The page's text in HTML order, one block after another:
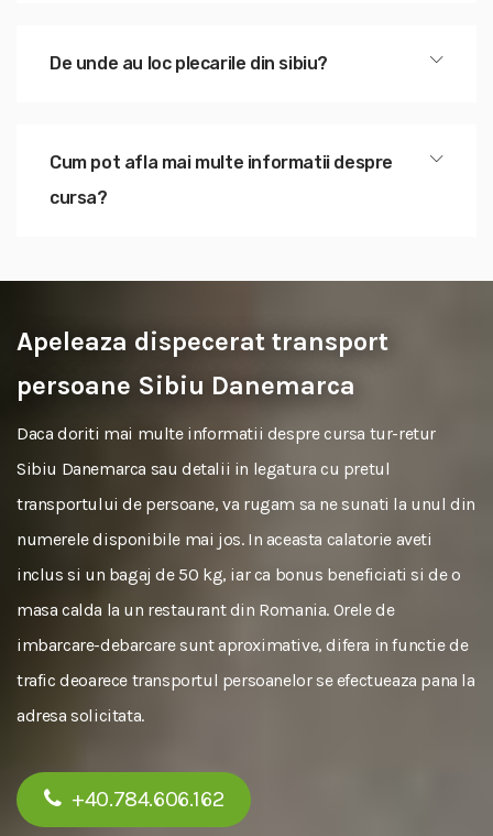
De unde au loc plecarile din sibiu?
Cum pot afla mai multe informatii despre
cursa?
Apeleaza dispecerat transport
persoane Sibiu Danemarca
Daca doriti mai multe informatii despre cursa tur-retur
Sibiu Danemarca sau detalii in legatura cu pretul
transportului de persoane, va rugam sa ne sunati la unul din
numerele disponibile mai jos. In aceasta calatorie aveti
inclus si un bagaj de 50 kg, iar ca bonus beneficiati si de o
masa calda la un restaurant din Romania. Orele de
imbarcare-debarcare sunt aproximative, difera in functie de
trafic deoarece transportul persoanelor se efectueaza pana la
adresa solicitata.
+40.784.606.162